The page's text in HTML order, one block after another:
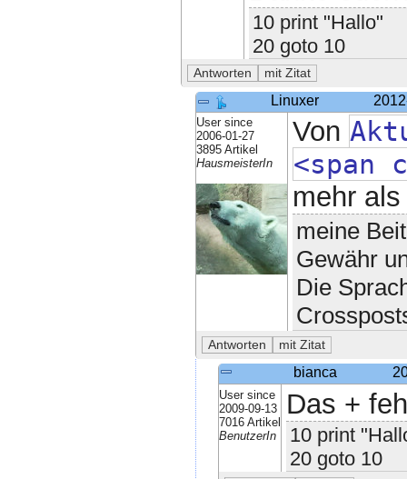
10 print "Hallo"
20 goto 10
Linuxer
User since
2006-01-27
3895 Artikel
HausmeisterIn
Von
<span
mehr
meine
Gewähr
Die
bianca
User since
2009-09-13
7016 Artikel
BenutzerIn
Das +
10 print
20 goto 10